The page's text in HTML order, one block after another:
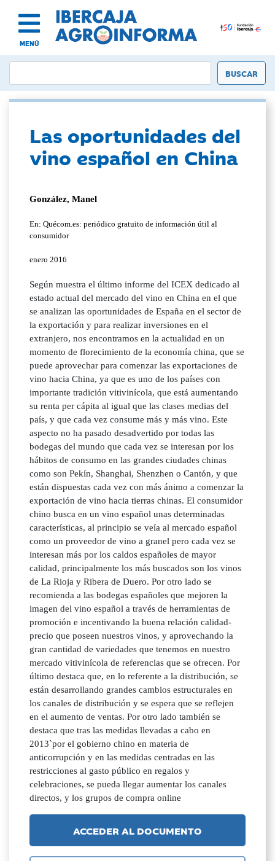
MENÚ
Las oportunidades del
vino español en China
González, Manel
En: Quécom.es: periódico gratuito de información útil al
consumidor
enero 2016
Según muestra el último informe del ICEX dedicado al
estado actual del mercado del vino en China en el que
se analizan las oportunidades de España en el sector de
la exportación y para realizar inversiones en el
extranjero, nos encontramos en la actualidad en un
momento de florecimiento de la economía china, que se
puede aprovechar para comenzar las exportaciones de
vino hacia China, ya que es uno de los países con
importante tradición vitivinícola, que está aumentando
su renta per cápita al igual que las clases medias del
país, y que cada vez consume más y más vino. Este
aspecto no ha pasado desadvertido por todas las
bodegas del mundo que cada vez se interesan por los
hábitos de consumo en las grandes ciudades chinas
como son Pekín, Shanghai, Shenzhen o Cantón, y que
están dispuestas cada vez con más ánimo a comenzar la
exportación de vino hacia tierras chinas. El consumidor
chino busca en un vino español unas determinadas
características, al principio se veía al mercado español
como un proveedor de vino a granel pero cada vez se
interesan más por los caldos españoles de mayor
calidad, principalmente los más buscados son los vinos
de La Rioja y Ribera de Duero. Por otro lado se
recomienda a las bodegas españoles que mejoren la
imagen del vino español a través de herramientas de
promoción e incentivando la buena relación calidad-
precio que poseen nuestros vinos, y aprovechando la
gran cantidad de variedades que tenemos en nuestro
mercado vitivinícola de referencias que se ofrecen. Por
último destaca que, en lo referente a la distribución, se
están desarrollando grandes cambios estructurales en
los canales de distribución y se espera que se reflejen
en el aumento de ventas. Por otro lado también se
destaca que tras las medidas llevadas a cabo en
2013`por el gobierno chino en materia de
anticorrupción y en las medidas centradas en las
restricciones al gasto público en regalos y
celebraciones, se pueda llegar aumentar los canales
directos, y los grupos de compra online
ACCEDER AL DOCUMENTO